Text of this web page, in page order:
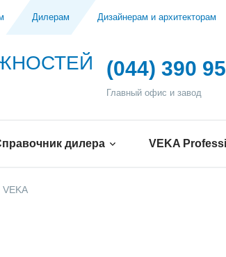
Дилерам Дизайнерам и архитекторам
(044) 390
Главный офис и завод
дилера VEKA
VEKA